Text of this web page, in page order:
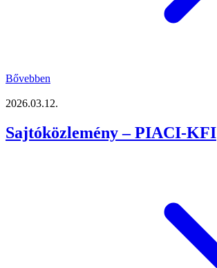
Bővebben
2026.03.12.
Sajtóközlemény – PIACI-KFI